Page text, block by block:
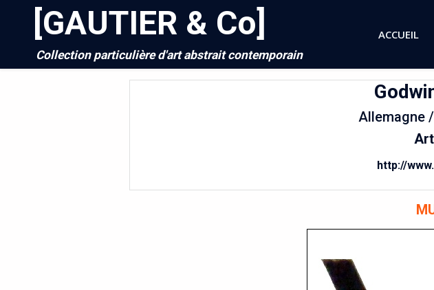
[GAUTIER & Co]
Collection particulière d'art abstrait contemporain
ACCUEIL
Allemagne
http://